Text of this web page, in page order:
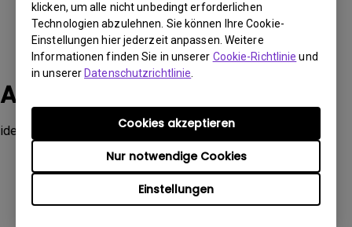
klicken, um alle nicht unbedingt erforderlichen
Technologien abzulehnen. Sie können Ihre Cookie-
Einstellungen hier jederzeit anpassen. Weitere
Informationen finden Sie in unserer Cookie-Richtlinie und
in unserer Datenschutzrichtlinie
Einstellungen
Nur notwendige Cookies
Cookies akzeptieren
Anwendbare Modelle
ideaCam S1 Plus, ideaCam S1 Pro